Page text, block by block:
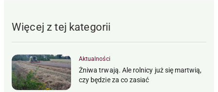
Więcej z tej kategorii
Aktualności
Żniwa trwają. Ale rolnicy już się martwią,
czy będzie za co zasiać